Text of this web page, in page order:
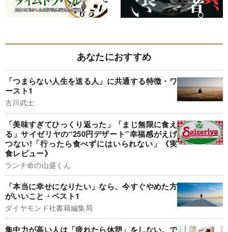
あなたにおすすめ
「つまらない人生を送る人」に共通する特徴・ワ
ースト1
古川武士
「美味すぎてひっくり返った」「まじ無限に食え
る」サイゼリヤの“250円デザート”幸福感がえげ
つない!「行ったら食べずにはいられない」《実
食レビュー》
ランチ命の山盛くん
「本当に幸せになりたい」なら、今すぐやめた方
がいいこと・ベスト1
ダイヤモンド社書籍編集局
集中力が高い人は「疲れたら休憩」をしない。で